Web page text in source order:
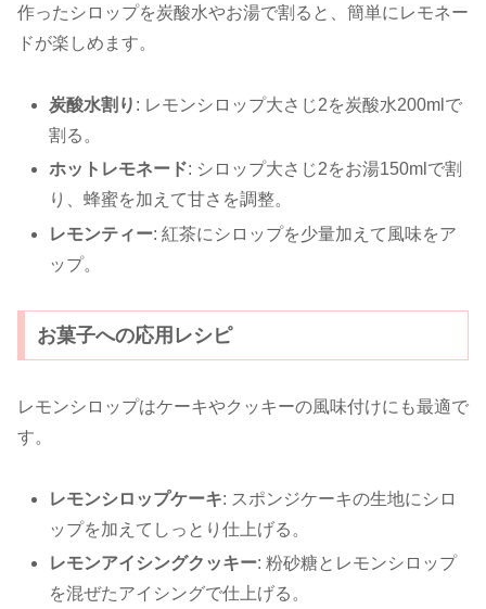
作ったシロップを炭酸水やお湯で割ると、簡単にレモネー
ドが楽しめます。
炭酸水割り : レモンシロップ大さじ2を炭酸水200mlで
割る。
ホットレモネード: シロップ大さじ2をお湯150mlで割
り、蜂蜜を加えて甘さを調整。
レモンティー: 紅茶にシロップを少量加えて風味をア
ップ。
お菓子への応用レシピ
レモンシロップはケーキやクッキーの風味付けにも最適で
す。
レモンシロップケーキ: スポンジケーキの生地にシロ
ップを加えてしっとり仕上げる。
レモンアイシングクッキー: 粉砂糖とレモンシロップ
を混ぜたアイシングで仕上げる。